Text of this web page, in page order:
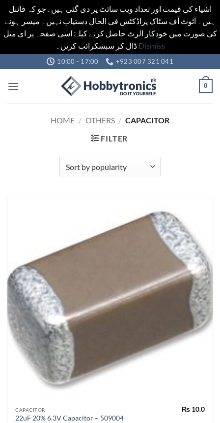
اشیاء کی قیمت اور تعداد ویب سائٹ پر دی گئی ہیں۔جو کہ فائنل
ہیں۔ آئوٹ آف سٹاک پراڈکٹس فی الحال دستیاب نہیں۔ میسر ہونے
کی صورت میں خودکار الرٹ حاصل کرنے کیلےَ اسی صفحہ پر ای میل
ڈال کر سبسکرائب کریں۔ Dismiss
to
content
10:00 - 17:00 +923 007 321 041
0
HOME / OTHERS / CAPACITOR
FILTER
CAPACITOR
22uF 20% 6.3V Capacitor – 509004
₨10.0